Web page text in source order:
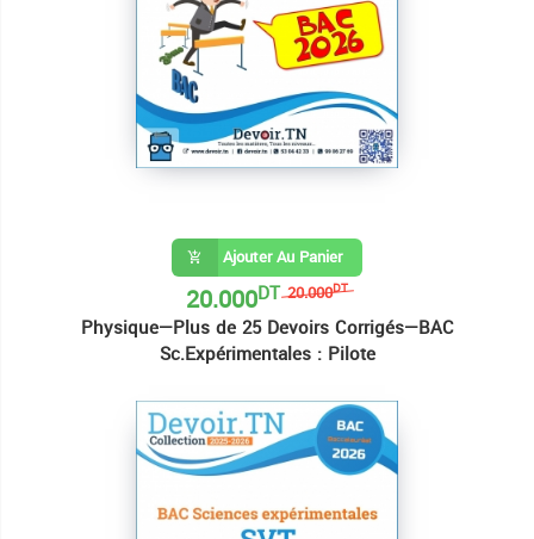
Ajouter Au Panier
20.000DT
20.000DT
Physique—Plus de 25 Devoirs Corrigés—BAC
Sc.Expérimentales : Pilote